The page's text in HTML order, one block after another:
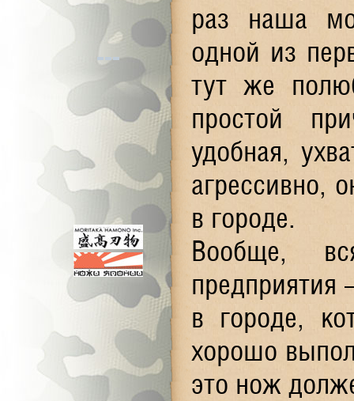
раз наша
одной из
тут же
простой
удобная,
агрессивно,
в городе.
Вообще,
предприятия
в городе,
хорошо
это нож